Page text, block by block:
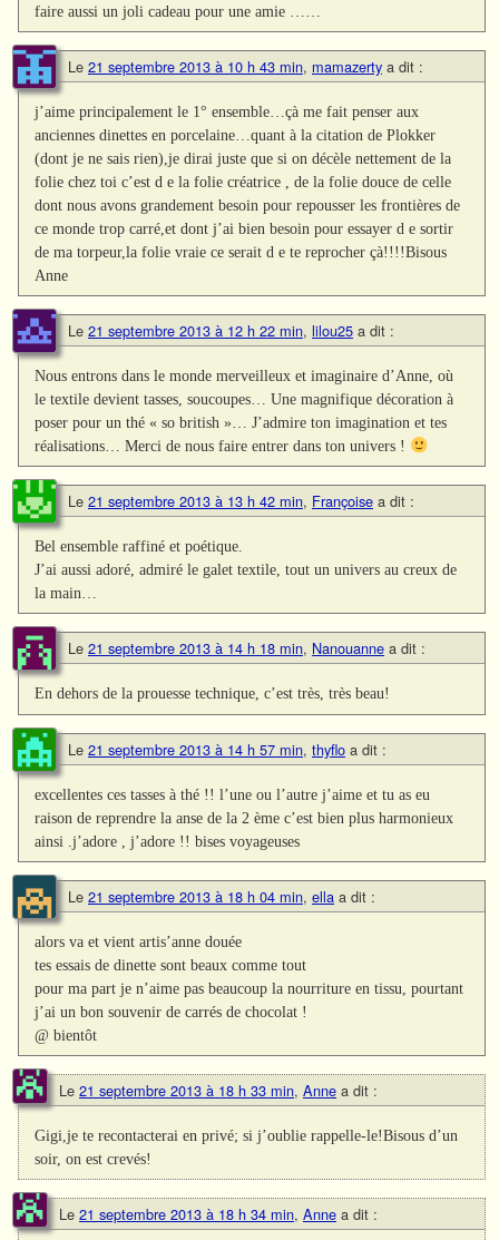
faire aussi un joli cadeau pour une amie ……
Le 21 septembre 2013 à 10 h 43 min, mamazerty a dit :
j’aime principalement le 1° ensemble…çà me fait penser aux
anciennes dinettes en porcelaine…quant à la citation de Plokker
(dont je ne sais rien),je dirai juste que si on décèle nettement de la
folie chez toi c’est d e la folie créatrice , de la folie douce de celle
dont nous avons grandement besoin pour repousser les frontières de
ce monde trop carré,et dont j’ai bien besoin pour essayer d e sortir
de ma torpeur,la folie vraie ce serait d e te reprocher çà!!!!Bisous
Anne
Le 21 septembre 2013 à 12 h 22 min, lilou25 a dit :
Nous entrons dans le monde merveilleux et imaginaire d’Anne, où
le textile devient tasses, soucoupes… Une magnifique décoration à
poser pour un thé « so british »… J’admire ton imagination et tes
réalisations… Merci de nous faire entrer dans ton univers !
Le 21 septembre 2013 à 13 h 42 min, Françoise a dit :
Bel ensemble raffiné et poétique.
J’ai aussi adoré, admiré le galet textile, tout un univers au creux de
la main…
Le 21 septembre 2013 à 14 h 18 min, Nanouanne a dit :
En dehors de la prouesse technique, c’est très, très beau!
Le 21 septembre 2013 à 14 h 57 min, thyflo a dit :
excellentes ces tasses à thé !! l’une ou l’autre j’aime et tu as eu
raison de reprendre la anse de la 2 ème c’est bien plus harmonieux
ainsi .j’adore , j’adore !! bises voyageuses
Le 21 septembre 2013 à 18 h 04 min, ella a dit :
alors va et vient artis’anne douée
tes essais de dinette sont beaux comme tout
pour ma part je n’aime pas beaucoup la nourriture en tissu, pourtant
j’ai un bon souvenir de carrés de chocolat !
@ bientôt
Le 21 septembre 2013 à 18 h 33 min, Anne a dit :
Gigi,je te recontacterai en privé; si j’oublie rappelle-le!Bisous d’un
soir, on est crevés!
Le 21 septembre 2013 à 18 h 34 min, Anne a dit :